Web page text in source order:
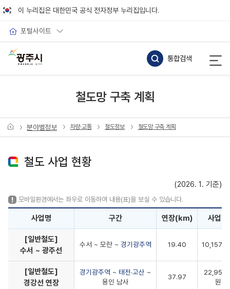
이 누리집은 대한민국 공식 전자정부 누리집입니다.
포털사이트
통합검색
철도망 구축 계획
분야별정보 차량·교통 철도정보 철도망 구축 계획
철도 사업 현황
(2026. 1. 기준)
모바일환경에서는 좌우로 이동하여 내용(표)을 보실 수 있습니다.
사업명 구간 연장(km)
사업비
[일반철도]
수서 ~ 광주선
수서 ~ 모란 ~ 경기광주역 19.40 10,157억
[일반철도]
경강선 연장
경기광주역 ~ 태전·고산 ~
용인 남사
37.97
22,952
원